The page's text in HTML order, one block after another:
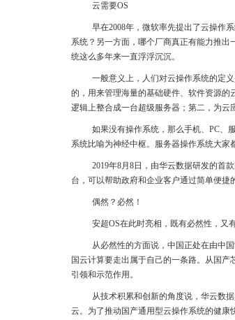
云需要OS
早在2008年，微软率先提出了云操作
系统？另一方面，哪个厂商真正有能力推
统这么多年来一直浮浮沉沉。
一般意义上，人们对云操作系统的定
的，用来管理海量的基础硬件、软件资源
逻辑上整合成一台超级服务器；第二，为云
如果没有操作系统，那么手机、PC、
系统比喻为神经中枢。服务器操作系统大家
2019年8月8日，由华云数据研发的首
台，可以帮助政府和企业客户通过简单便捷
偶然？必然！
安超OS在此时亮相，既有必然性，又
从必然性的方面说，中国正处在由中
国云计算要走出属于自己的一条路。从国
引领和示范作用。
从技术积累和创新的角度说，华云数
云。为了推动国产通用型云操作系统的健康